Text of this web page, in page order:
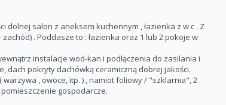
dolnej salon z aneksem kuchennym , łazienka z w c . Z
. Poddasze to : łazienka oraz 1 lub 2 pokoje w
instalacje wod-kan i podłączenia do zasilania i
dach pokryty dachówką ceramiczną dobrej jakości.
, owoce, itp. ) , namiot foliowy / "szklarnia", 2
gospodarcze.